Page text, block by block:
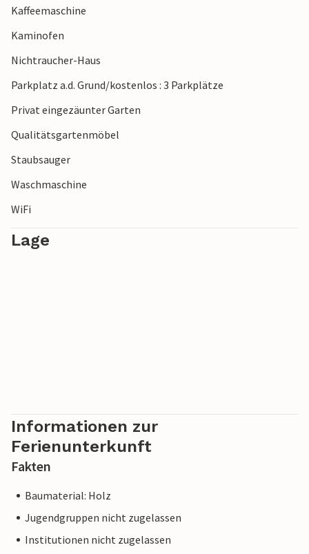
Kaffeemaschine
Kaminofen
Nichtraucher-Haus
Parkplatz a.d. Grund/kostenlos : 3 Parkplätze
Privat eingezäunter Garten
Qualitätsgartenmöbel
Staubsauger
Waschmaschine
WiFi
Lage
Informationen zur
Ferienunterkunft
Fakten
Baumaterial: Holz
Jugendgruppen nicht zugelassen
Institutionen nicht zugelassen